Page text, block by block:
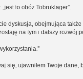
to obóz Tobruklager”.
dyskusja, obejmująca
na tym i dalszy rozwój
się, ujawniłem Twoje dane,